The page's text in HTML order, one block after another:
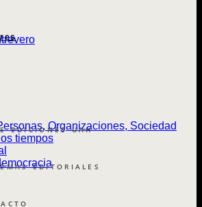
EDICIONES UAH
EDITORIALES
Organizaciones, Sociedad
tiempos